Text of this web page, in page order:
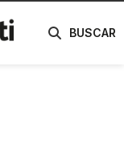
BUSCAR